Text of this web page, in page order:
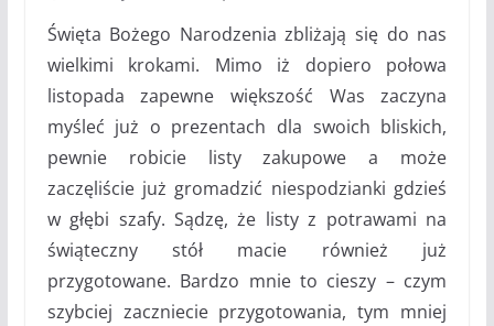
Święta Bożego Narodzenia zbliżają się do nas
wielkimi krokami. Mimo iż dopiero połowa
listopada zapewne większość Was zaczyna
myśleć już o prezentach dla swoich bliskich,
pewnie robicie listy zakupowe a może
zaczęliście już gromadzić niespodzianki gdzieś
w głębi szafy. Sądzę, że listy z potrawami na
świąteczny stół macie również już
przygotowane. Bardzo mnie to cieszy – czym
szybciej zaczniecie przygotowania, tym mniej